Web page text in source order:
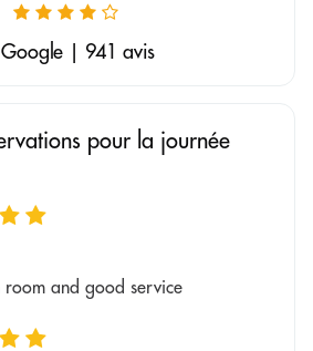
| 941 avis
pour la journée
room and good service